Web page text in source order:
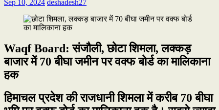
Sep 10, 2024 deshadesh27
Waqf Board: संजौली, छोटा शिमला, लक्कड़
बाजार में 70 बीघा जमीन पर वक्फ बोर्ड का मालिकाना
हक
हिमाचल प्रदेश की राजधानी शिमला में करीब 70 बीघा